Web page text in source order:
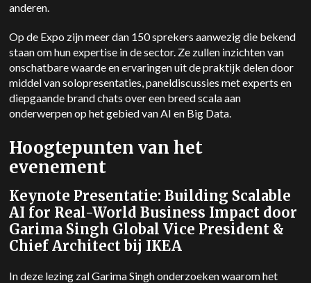
anderen.
Op de Expo zijn meer dan 150 sprekers aanwezig die bekend
staan om hun expertise in de sector. Ze zullen inzichten van
onschatbare waarde en ervaringen uit de praktijk delen door
middel van solopresentaties, paneldiscussies met experts en
diepgaande brand chats over een breed scala aan
onderwerpen op het gebied van AI en Big Data.
Hoogtepunten van het
evenement
Keynote Presentatie: Building Scalable
AI for Real-World Business Impact door
Garima Singh Global Vice President &
Chief Architect bij IKEA
In deze lezing zal Garima Singh onderzoeken waarom het